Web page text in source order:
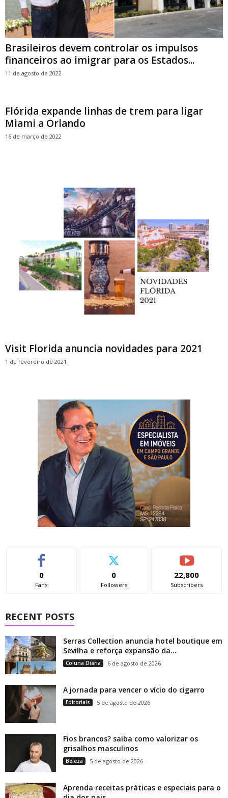
Brasileiros devem controlar os impulsos
financeiros ao imigrar para os Estados...
11 de agosto de 2022
Flórida expande linhas de trem para ligar
Miami a Orlando
16 de março de 2022
Visit Florida anuncia novidades para 2021
1 de fevereiro de 2021
0
Fans
0
Followers
22,800
Subscribers
RECENT POSTS
Serras Collection anuncia hotel boutique em
Sevilha e reforça expansão da...
Coluna Diária 6 de agosto de 2026
A jornada para vencer o vício do cigarro
Editoriais 5 de agosto de 2026
Fios brancos? saiba como valorizar os
grisalhos masculinos
Beleza 5 de agosto de 2026
Aprenda receitas práticas e especiais para o